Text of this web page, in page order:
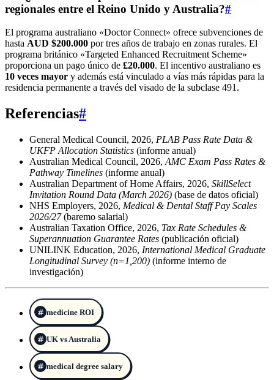
regionales entre el Reino Unido y Australia?#
El programa australiano «Doctor Connect» ofrece subvenciones de
hasta AUD $200.000 por tres años de trabajo en zonas rurales. El
programa británico «Targeted Enhanced Recruitment Scheme»
proporciona un pago único de £20.000. El incentivo australiano es
10 veces mayor y además está vinculado a vías más rápidas para la
residencia permanente a través del visado de la subclase 491.
Referencias#
General Medical Council, 2026, PLAB Pass Rate Data &
UKFP Allocation Statistics (informe anual)
Australian Medical Council, 2026, AMC Exam Pass Rates &
Pathway Timelines (informe anual)
Australian Department of Home Affairs, 2026, SkillSelect
Invitation Round Data (March 2026) (base de datos oficial)
NHS Employers, 2026, Medical & Dental Staff Pay Scales
2026/27(baremo salarial)
Australian Taxation Office, 2026, Tax Rate Schedules &
Superannuation Guarantee Rates (publicación oficial)
UNILINK Education, 2026, International Medical Graduate
Longitudinal Survey (n=1,200) (informe interno de
investigación)
medicine ROI
UK vs Australia
medical degree salary